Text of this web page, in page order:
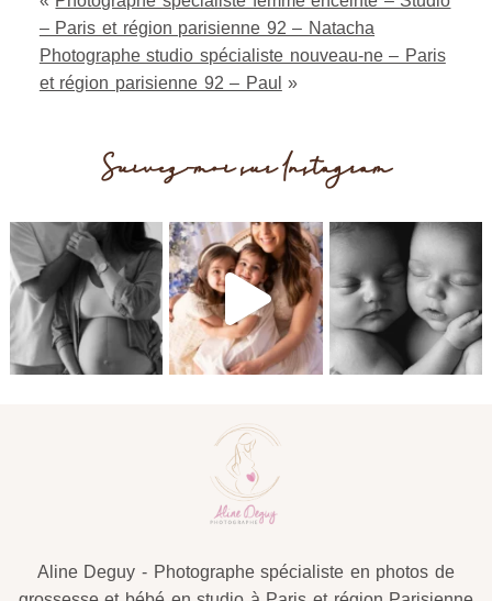
– Paris et région parisienne 92 – Natacha
Photographe studio spécialiste nouveau-ne – Paris
et région parisienne 92 – Paul
»
Suivez-moi sur Instagram
Aline Deguy - Photographe spécialiste en photos de